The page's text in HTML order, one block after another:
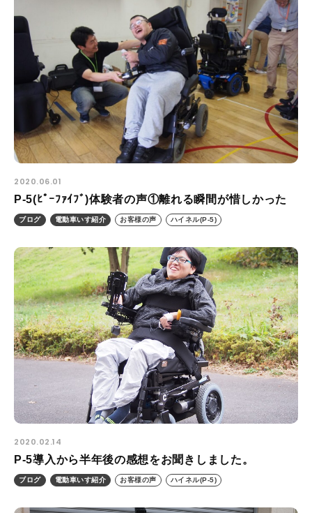
2020.06.01
P-5(ﾋﾟｰﾌｧｲﾌﾞ)体験者の声①離れる瞬間が惜しかった
ブログ 電動車いす紹介 お客様の声 ハイネル(P-5)
2020.02.14
P-5導入から半年後の感想をお聞きしました。
ブログ 電動車いす紹介 お客様の声 ハイネル(P-5)